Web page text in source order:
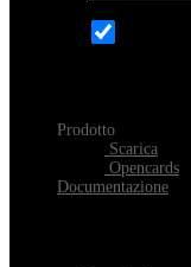
Prodotto
Scarica
Opencards
Documentazione
Tutto quello che